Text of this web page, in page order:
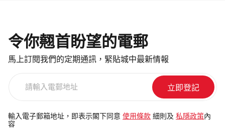
令你翹首盼望的電郵
馬上訂閱我們的定期通訊，緊貼城中最新情報
電
郵
輸入電子郵箱地址，即表示閣下同意 使用條款 細則及 私隱政策 內
容